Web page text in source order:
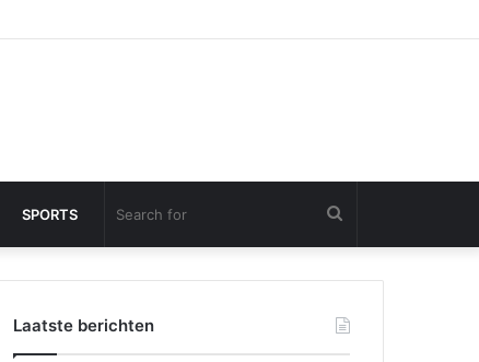
SPORTS
for
Laatste berichten